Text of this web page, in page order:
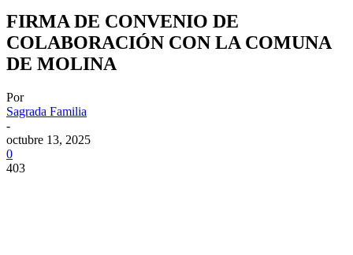
FIRMA DE CONVENIO DE
COLABORACIÓN CON LA COMUNA
DE MOLINA
Por
Sagrada Familia
-
octubre 13, 2025
0
403